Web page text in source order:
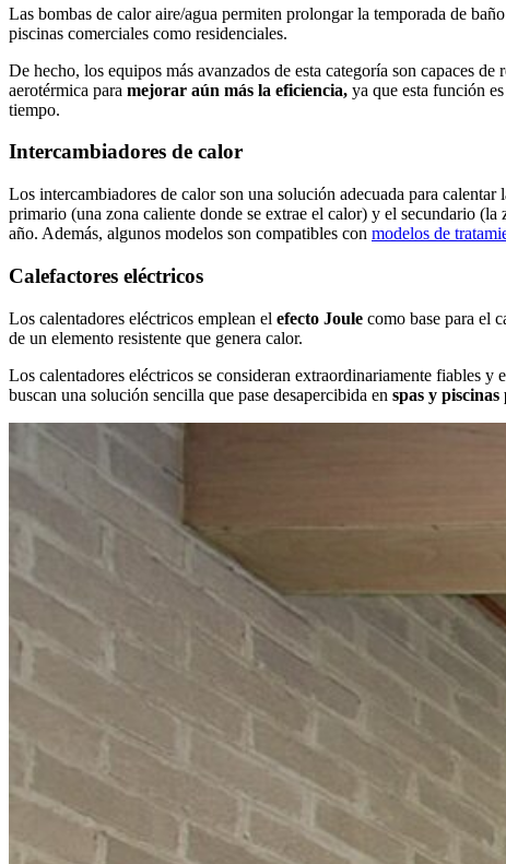
Las bombas de calor aire/agua permiten prolongar la temporada de
piscinas comerciales como residenciales.
De hecho, los equipos más avanzados de esta categoría son capaces de
aerotérmica para mejorar aún más la eficiencia, ya que esta función
tiempo.
Intercambiadores de calor
Los intercambiadores de calor son una solución adecuada para calentar
primario (una zona caliente donde se extrae el calor) y el secundario
año. Además, algunos modelos son compatibles con modelos de
Calefactores eléctricos
Los calentadores eléctricos emplean el efecto Joule como base para el
de un elemento resistente que genera calor.
Los calentadores eléctricos se consideran extraordinariamente fiables
buscan una solución sencilla que pase desapercibida en spas y piscinas